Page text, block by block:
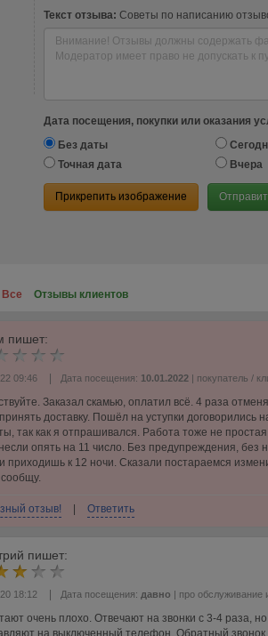
Текст отзыва: Советы по написанию
Дата посещения, покупки или оказания
Без даты
Точная дата
Вчера
Прикрепить изображение
Все Отзывы клиентов
пишет:
09:46 Дата посещения: 10.01.2022 | покупатель /
Заказал скамью, оплатил всё. 4 раза
доставку. Пошёл на уступки договорились
так как я отпрашивался. Работа тоже не
опять на 11 число. Без предупреждения, без
приходишь к 12 ночи. Сказали постараемся
отзыв! Ответить
пишет:
18:12 Дата посещения: давно | про обслуживание
очень плохо. Отвечают на звонки с 3-4 раза,
на выключенный телефон. Обратный звонок